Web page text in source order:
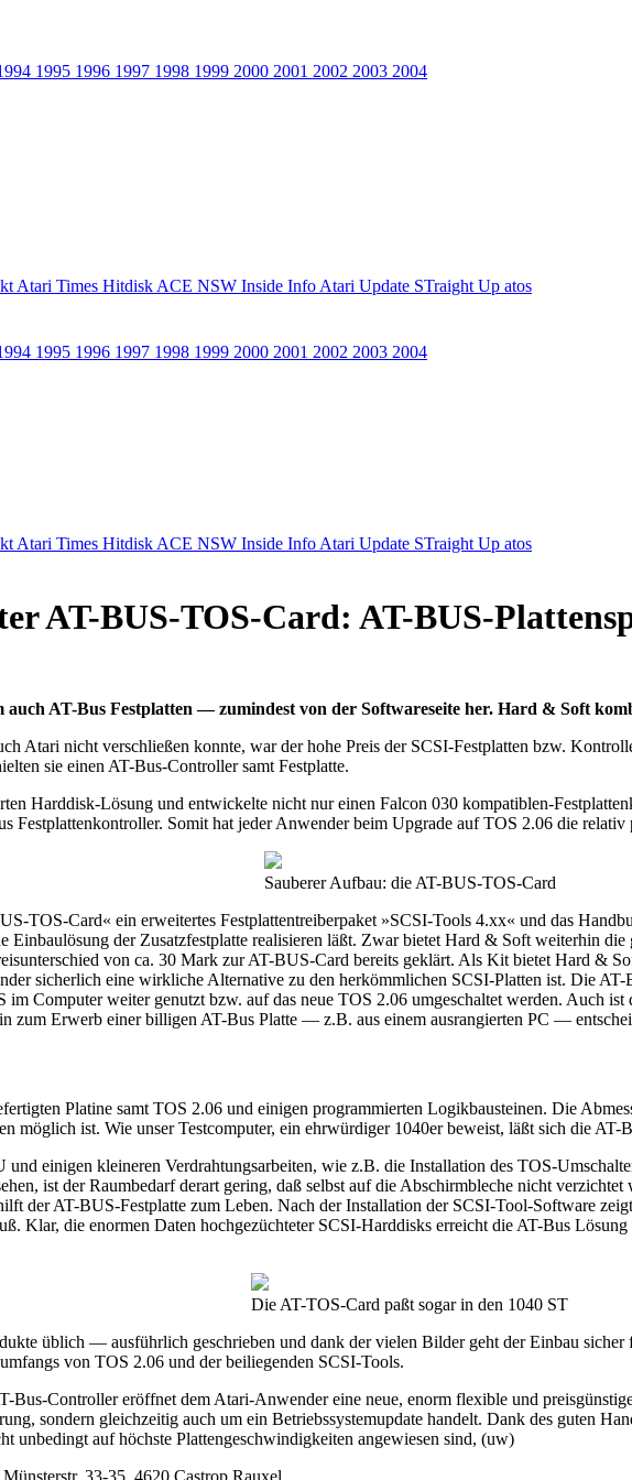
1995 1996 1997 1998 1999 2000 2001 2002 2003 2004
Atari Times Hitdisk ACE NSW Inside Info Atari Update STraight Up atos
1995 1996 1997 1998 1999 2000 2001 2002 2003 2004
Atari Times Hitdisk ACE NSW Inside Info Atari Update STraight Up atos
AT-BUS-TOS-Card: AT-BUS-
auch AT-Bus Festplatten — zumindest von der Softwareseite her. Hard & Soft
Atari nicht verschließen konnte, war der hohe Preis der SCSI-Festplatten bzw.
sie einen AT-Bus-Controller samt Festplatte.
Harddisk-Lösung und entwickelte nicht nur einen Falcon 030 kompatiblen-
Festplattenkontroller. Somit hat jeder Anwender beim Upgrade auf TOS 2.06 die
Sauberer Aufbau: die AT-BUS-TOS-Card
TOS-Card« ein erweitertes Festplattentreiberpaket »SCSI-Tools 4.xx« und das
Einbaulösung der Zusatzfestplatte realisieren läßt. Zwar bietet Hard & Soft weiterhin
von ca. 30 Mark zur AT-BUS-Card bereits geklärt. Als Kit bietet Hard &
sicherlich eine wirkliche Alternative zu den herkömmlichen SCSI-Platten ist. Die
im Computer weiter genutzt bzw. auf das neue TOS 2.06 umgeschaltet werden. Auch
zum Erwerb einer billigen AT-Bus Platte — z.B. aus einem ausrangierten PC —
Platine samt TOS 2.06 und einigen programmierten Logikbausteinen. Die
möglich ist. Wie unser Testcomputer, ein ehrwürdiger 1040er beweist, läßt sich die AT-
und einigen kleineren Verdrahtungsarbeiten, wie z.B. die Installation des TOS-
ist der Raumbedarf derart gering, daß selbst auf die Abschirmbleche nicht
der AT-BUS-Festplatte zum Leben. Nach der Installation der SCSI-Tool-Software
Klar, die enormen Daten hochgezüchteter SCSI-Harddisks erreicht die AT-Bus
Die AT-TOS-Card paßt sogar in den 1040 ST
üblich — ausführlich geschrieben und dank der vielen Bilder geht der Einbau
von TOS 2.06 und der beiliegenden SCSI-Tools.
Bus-Controller eröffnet dem Atari-Anwender eine neue, enorm flexible und
sondern gleichzeitig auch um ein Betriebssystemupdate handelt. Dank des guten
unbedingt auf höchste Plattengeschwindigkeiten angewiesen sind, (uw)
33-35, 4620 Castrop Rauxel